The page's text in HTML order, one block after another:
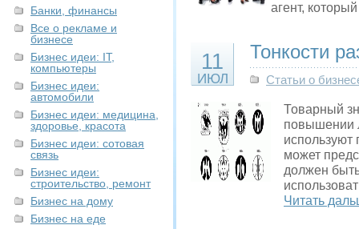
Банки, финансы
Все о рекламе и
бизнесе
Бизнес идеи: IT,
компьютеры
Бизнес идеи:
автомобили
Бизнес идеи: медицина,
здоровье, красота
Бизнес идеи: сотовая
связь
Бизнес идеи:
строительство, ремонт
Бизнес на дому
Бизнес на еде
агент,
11
ИЮЛ
Тонкости
Статьи о
Товарный
повышении
используют
может
должен
Читать